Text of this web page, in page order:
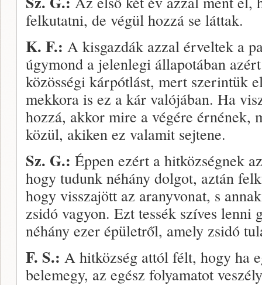
felkutatni, de végül hozzá se láttak.
K. F.: A kisgazdák azzal érveltek a
úgymond a jelenle­gi állapotában
közösségi kárpótlást, mert szerintük
mekkora is ez a kár valójá­ban. Ha
hozzá, akkor mire a végére érnének,
közül, akiken ez valamit sejtene.
Sz. G.: Éppen ezért a hitközségnek
hogy tudunk néhány dolgot, aztán
hogy visszajött az aranyvonat, s
zsidó vagyon. Ezt tessék szíves lenni
néhány ezer épületről, amely zsidó
F. S.: A hitközség attól félt, hogy ha
belemegy, az egész folyamatot